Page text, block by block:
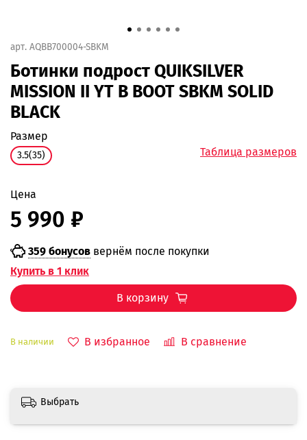
арт. AQBB700004-SBKM
Ботинки подрост QUIKSILVER
MISSION II YT B BOOT SBKM SOLID
BLACK
В наличии В избранное В сравнение
размер
3.5(35) Таблица размеров
Цена
5 990 ₽
359 бонусов вернём после покупки
Купить в 1 клик
В корзину
Выбрать